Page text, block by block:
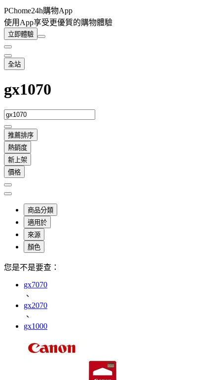
PChome24h購物App
使用App享受更優質的購物體驗
立即體驗
全站
gx1070
推薦排序
熱銷度
新上架
價格
商品分類
適用於
來源
顏色
您是不是要查：
gx7070
、
gx2070
、
gx1000